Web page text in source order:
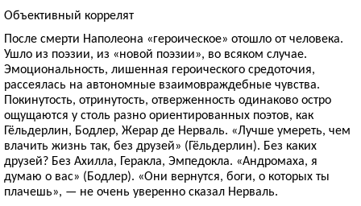
Объективный коррелят
После смерти Наполеона «героическое» отошло от человека.
Ушло из поэзии, из «новой поэзии», во всяком случае.
Эмоциональность, лишенная героического средоточия,
рассеялась на автономные взаимовраждебные чувства.
Покинутость, отринутость, отверженность одинаково остро
ощущаются у столь разно ориентированных поэтов, как
Гёльдерлин, Бодлер, Жерар де Нерваль. «Лучше умереть, чем
влачить жизнь так, без друзей» (Гёльдерлин). Без каких
друзей? Без Ахилла, Геракла, Эмпедокла. «Андромаха, я
думаю о вас» (Бодлер). «Они вернутся, боги, о которых ты
плачешь», — не очень уверенно сказал ­Нерваль.